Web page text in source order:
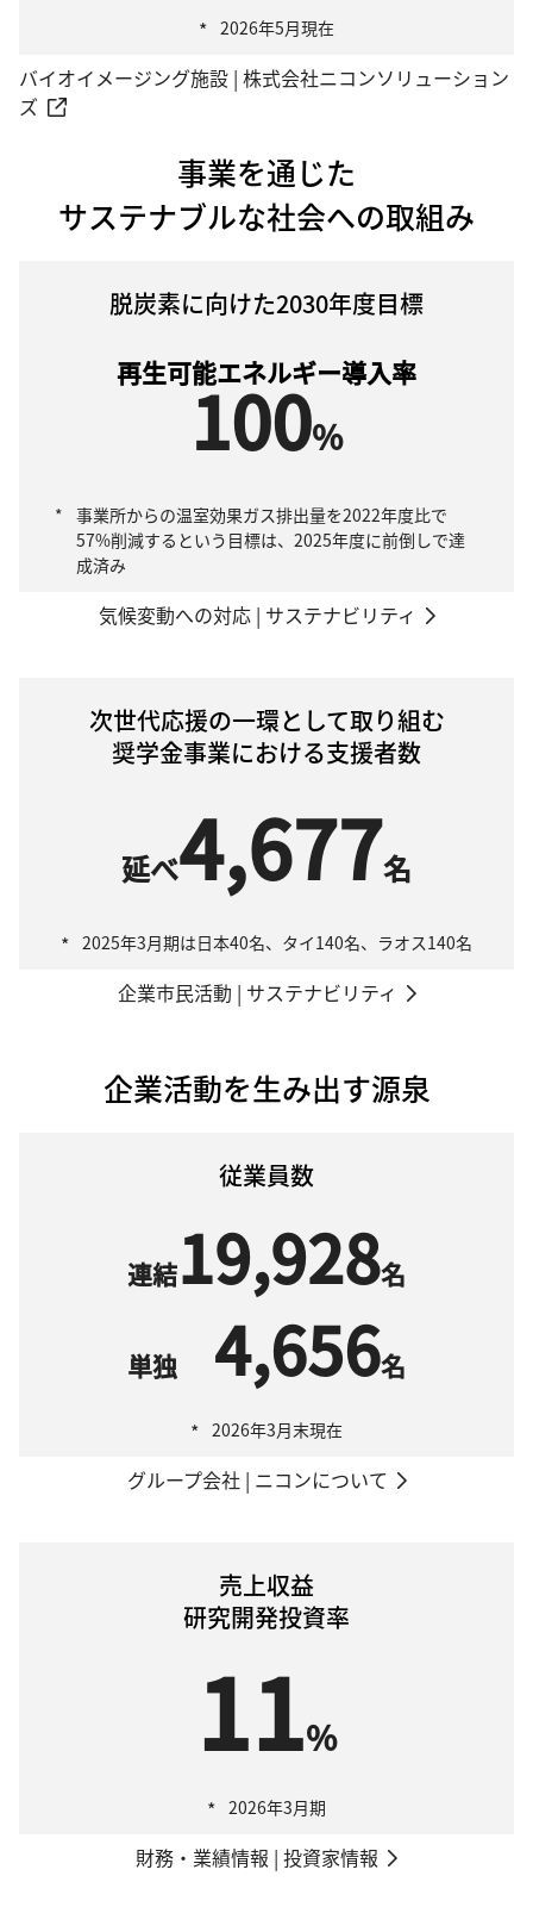
* 2026年5月現在
バイオイメージング施設 | 株式会社ニコンソリューション
ズ
事業を通じた
サステナブルな社会への取組み
脱炭素に向けた2030年度目標
再生可能エネルギー導入率
100%
* 事業所からの温室効果ガス排出量を2022年度比で
57%削減するという目標は、2025年度に前倒しで達
成済み
気候変動への対応 | サステナビリティ
次世代応援の一環として取り組む
奨学金事業における支援者数
延べ4,677名
* 2025年3月期は日本40名、タイ140名、ラオス140名
企業市民活動 | サステナビリティ
企業活動を生み出す源泉
従業員数
連結19,928名
単独 4,656名
* 2026年3月末現在
グループ会社 | ニコンについて
売上収益
研究開発投資率
11%
* 2026年3月期
財務・業績情報 | 投資家情報